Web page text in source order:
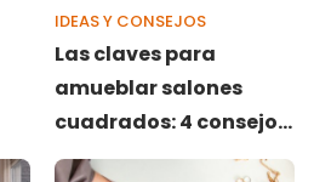
IDEAS Y CONSEJOS
Las claves para
amueblar salones
cuadrados: 4 consejos
+ 3 ideas